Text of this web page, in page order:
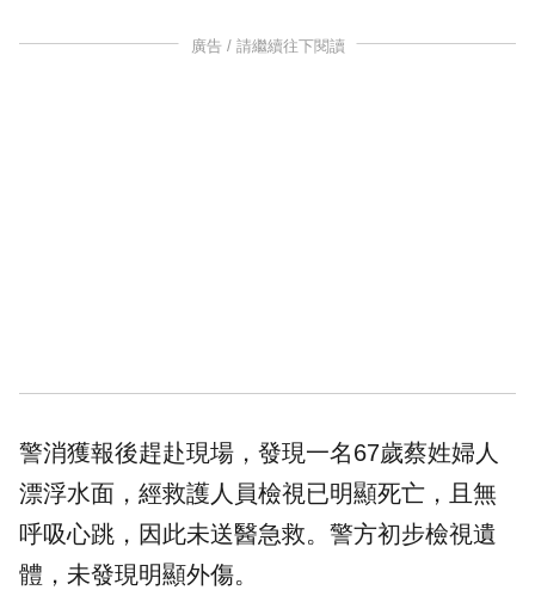
廣告 / 請繼續往下閱讀
警消獲報後趕赴現場，發現一名67歲蔡姓婦人
漂浮水面，經救護人員檢視已明顯死亡，且無
呼吸心跳，因此未送醫急救。警方初步檢視遺
體，未發現明顯外傷。